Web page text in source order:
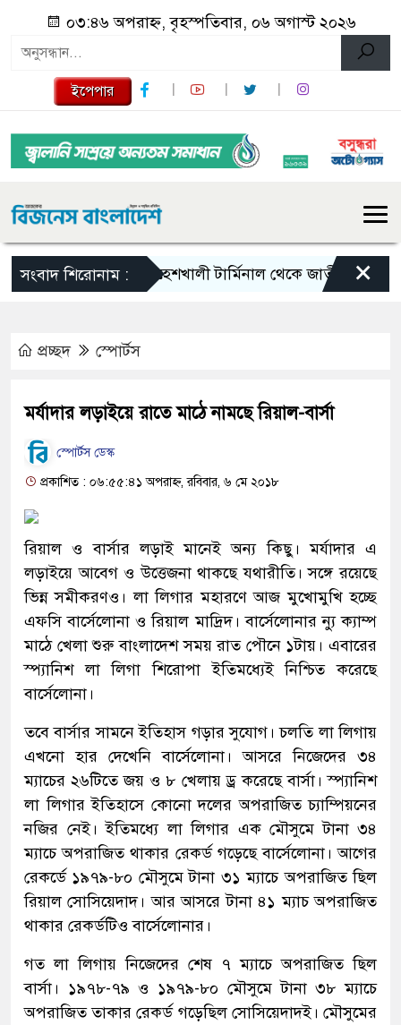
০৩:৪৬ অপরাহ্ন, বৃহস্পতিবার, ০৬ অগাস্ট ২০২৬
ইপেপার
সংবাদ শিরোনাম :মহেশখালী টার্মিনাল থেকে জাতীয় গ্রিডে×
প্রচ্ছদ স্পোর্টস
মর্যাদার লড়াইয়ে রাতে মাঠে নামছে রিয়াল-বার্সা
স্পোর্টস ডেস্ক
প্রকাশিত : ০৬:৫৫:৪১ অপরাহ্ন, রবিবার, ৬ মে ২০১৮
রিয়াল ও বার্সার লড়াই মানেই অন্য কিছু। মর্যাদার এ
লড়াইয়ে আবেগ ও উত্তেজনা থাকছে যথারীতি। সঙ্গে রয়েছে
ভিন্ন সমীকরণও। লা লিগার মহারণে আজ মুখোমুখি হচ্ছে
এফসি বার্সেলোনা ও রিয়াল মাদ্রিদ। বার্সেলোনার ন্যু ক্যাম্প
মাঠে খেলা শুরু বাংলাদেশ সময় রাত পৌনে ১টায়। এবারের
স্প্যানিশ লা লিগা শিরোপা ইতিমধ্যেই নিশ্চিত করেছে
বার্সেলোনা।
তবে বার্সার সামনে ইতিহাস গড়ার সুযোগ। চলতি লা লিগায়
এখনো হার দেখেনি বার্সেলোনা। আসরে নিজেদের ৩৪
ম্যাচের ২৬টিতে জয় ও ৮ খেলায় ড্র করেছে বার্সা। স্প্যানিশ
লা লিগার ইতিহাসে কোনো দলের অপরাজিত চ্যাম্পিয়নের
নজির নেই। ইতিমধ্যে লা লিগার এক মৌসুমে টানা ৩৪
ম্যাচে অপরাজিত থাকার রেকর্ড গড়েছে বার্সেলোনা। আগের
রেকর্ডে ১৯৭৯-৮০ মৌসুমে টানা ৩১ ম্যাচে অপরাজিত ছিল
রিয়াল সোসিয়েদাদ। আর আসরে টানা ৪১ ম্যাচ অপরাজিত
থাকার রেকর্ডটিও বার্সেলোনার।
গত লা লিগায় নিজেদের শেষ ৭ ম্যাচে অপরাজিত ছিল
বার্সা। ১৯৭৮-৭৯ ও ১৯৭৯-৮০ মৌসুমে টানা ৩৮ ম্যাচে
অপরাজিত তাকার রেকর্ড গড়েছিল সোসিয়েদাদই। মৌসুমের